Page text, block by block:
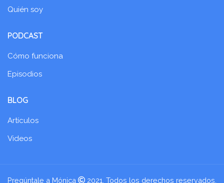
Quién soy
PODCAST
Cómo funciona
Episodios
BLOG
Artículos
Videos
Pregúntale a Mónica 2021. Todos los derechos reservados.